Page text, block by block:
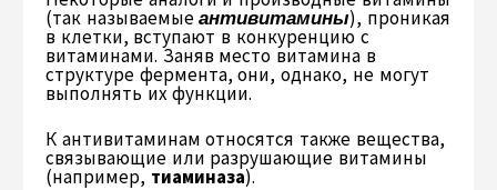
(так называемыеантивитамины), проникая
в клетки, вступают в конкуренцию с
витаминами. Заняв место витамина в
структуре фермента, они, однако, не могут
выполнять их функции.
К антивитаминам относятся также вещества,
связывающие или разрушающие витамины
(например, тиаминаза).